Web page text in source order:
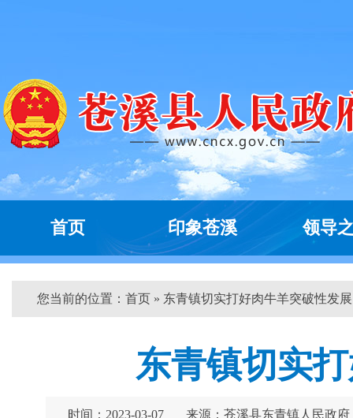
首页 印象苍溪 领导
您当前的位置： 首页 » 东青镇切实打好肉牛羊突破性发
东青镇切实
时间：2023-03-07 来源：苍溪县东青镇人民政府